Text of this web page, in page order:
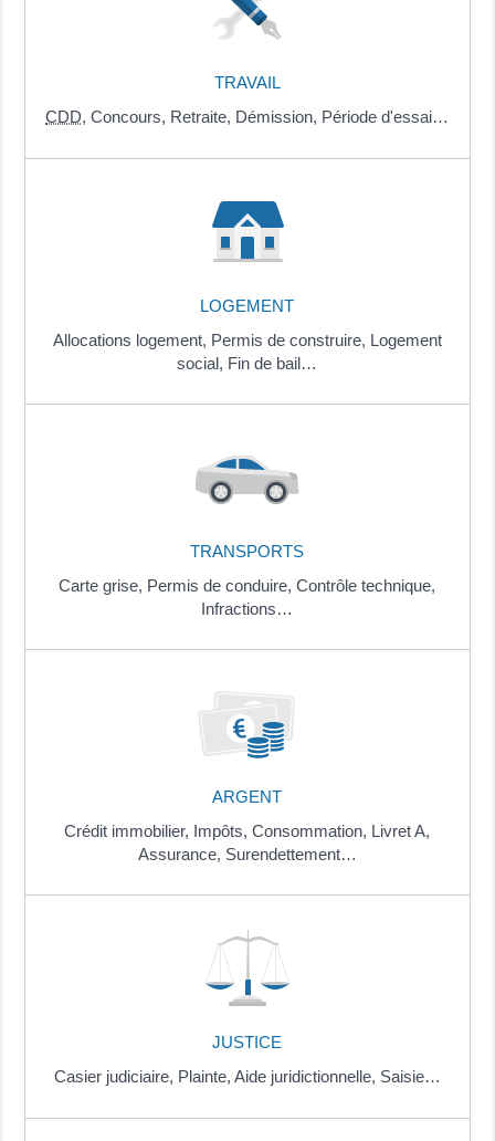
TRAVAIL
CDD,Concours, Retraite, Démission, Période d'essai…
LOGEMENT
Allocations logement, Permis de construire, Logement
social, Fin de bail…
TRANSPORTS
Carte grise, Permis de conduire,Contrôle technique,
Infractions…
ARGENT
Crédit immobilier, Impôts,Consommation, Livret A,
Assurance, Surendettement…
JUSTICE
Casier judiciaire, Plainte, Aide juridictionnelle, Saisie…